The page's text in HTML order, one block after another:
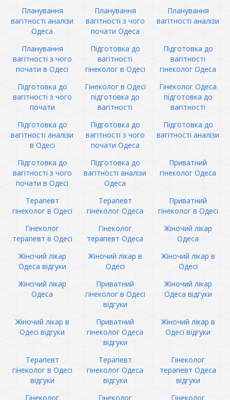
Планування
вагітності аналізи
Одеса
Планування
вагітності з чого
почати Одеса
Планування
вагітності аналізи
Планування
вагітності з чого
почати в Одесі
Підготовка до
вагітності
гінеколог в Одесі
Підготовка до
вагітності
гінеколог Одеса
Підготовка до
вагітності з чого
почати
Гінеколог в Одесі
підготовка до
вагітності
Гінеколог Одеса
підготовка до
вагітності
Підготовка до
вагітності аналізи
в Одесі
Підготовка до
вагітності з чого
почати Одеса
Підготовка до
вагітності аналізи
Підготовка до
вагітності з чого
почати в Одесі
Підготовка до
вагітності аналізи
Одеса
Приватний
гінеколог Одеса
Терапевт
гінеколог в Одесі
Терапевт
гінеколог Одеса
Приватний
гінеколог в Одесі
Гінеколог
терапевт в Одесі
Гінеколог
терапевт Одеса
Жіночий лікар
Одеса
Жіночий лікар
Одеса відгуки
Жіночий лікар в
Одесі
Жіночий лікар в
Одесі
Жіночий лікар
Одеса
Приватний
гінеколог в Одесі
відгуки
Жіночий лікар
Одеса відгуки
Жіночий лікар в
Одесі відгуки
Приватний
гінеколог Одеса
відгуки
Жіночий лікар в
Одесі відгуки
Терапевт
гінеколог в Одесі
відгуки
Терапевт
гінеколог Одеса
відгуки
Гінеколог
терапевт Одеса
відгуки
Гінеколог
Гінеколог Гінеколог